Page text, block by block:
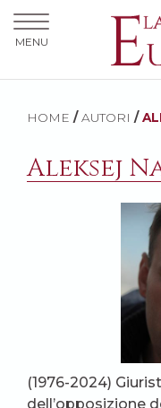
HOME / AUTORI /
Aleksej
(1976-2024)
dell’opposizione
MENU